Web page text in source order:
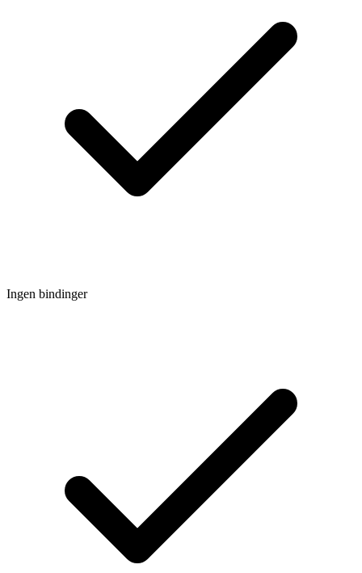
Ingen bindinger